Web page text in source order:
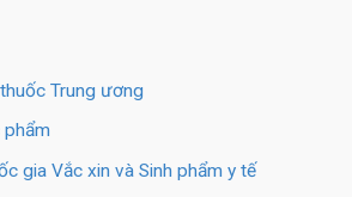
Trung ương
gia Vắc xin và Sinh phẩm y tế